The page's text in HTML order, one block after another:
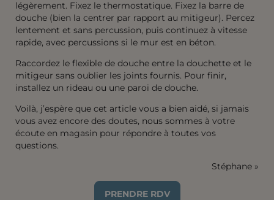
légèrement. Fixez le thermostatique. Fixez la barre de
douche (bien la centrer par rapport au mitigeur). Percez
lentement et sans percussion, puis continuez à vitesse
rapide, avec percussions si le mur est en béton.
Raccordez le flexible de douche entre la douchette et le
mitigeur sans oublier les joints fournis. Pour finir,
installez un rideau ou une paroi de douche.
Voilà, j’espère que cet article vous a bien aidé, si jamais
vous avez encore des doutes, nous sommes à votre
écoute en magasin pour répondre à toutes vos
questions.
Stéphane »
PRENDRE RDV